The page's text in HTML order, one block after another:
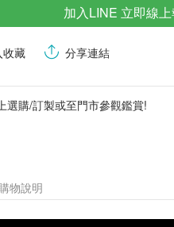
加入LINE 立即線
收藏 分享連結
選購/訂製或至門市參觀鑑賞!
物說明